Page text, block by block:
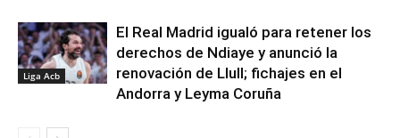
Liga Acb
El Real Madrid igualó para retener los
derechos de Ndiaye y anunció la
renovación de Llull; fichajes en el
Andorra y Leyma Coruña